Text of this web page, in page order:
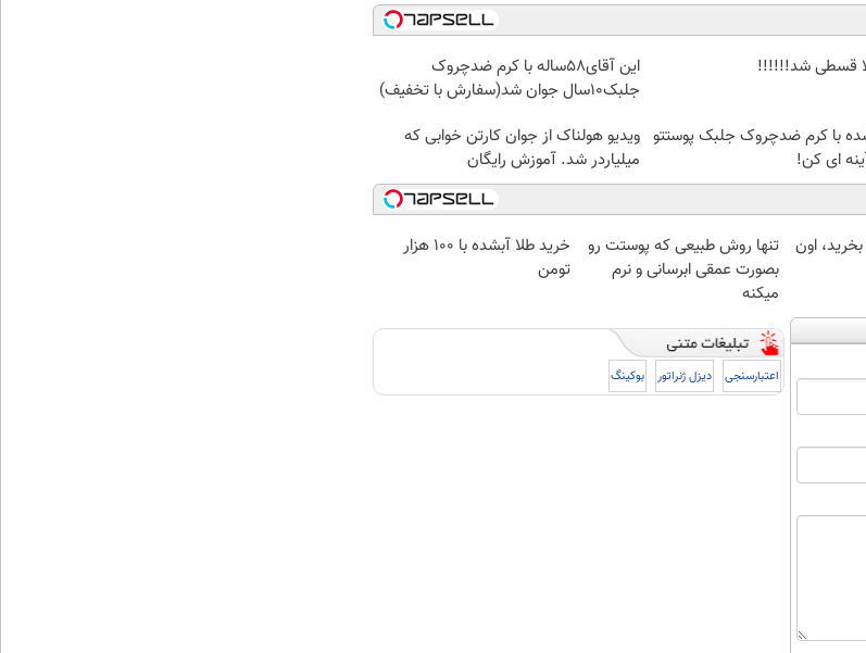
قسطی شد!!!!!!
این آقای58ساله با کرم ضدچروک
جلبک10سال جوان شد(سفارش با تخفیف)
با کرم ضدچروک جلبک پوستتو
ای کن!
ویدیو هولناک از جوان کارتن خوابی که
میلیاردر شد. آموزش رایگان
بخرید، اون
تنها روش طبیعی که پوستت رو
بصورت عمقی ابرسانی و نرم
میکنه
خرید طلا آبشده با 100 هزار
تومن
اعتبارسنجی دیزل ژنراتور بوکینگ